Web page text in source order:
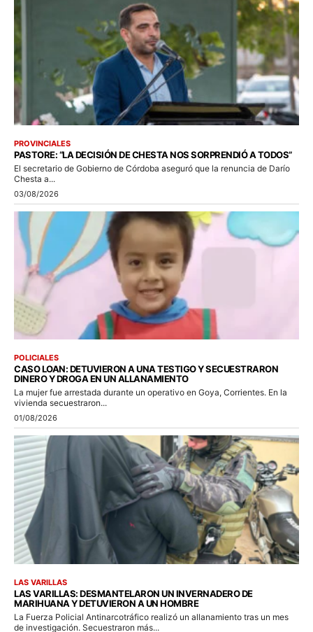
PROVINCIALES
PASTORE: “LA DECISIÓN DE CHESTA NOS SORPRENDIÓ A TODOS”
El secretario de Gobierno de Córdoba aseguró que la renuncia de Darío
Chesta a...
03/08/2026
POLICIALES
CASO LOAN: DETUVIERON A UNA TESTIGO Y SECUESTRARON
DINERO Y DROGA EN UN ALLANAMIENTO
La mujer fue arrestada durante un operativo en Goya, Corrientes. En la
vivienda secuestraron...
01/08/2026
LAS VARILLAS
LAS VARILLAS: DESMANTELARON UN INVERNADERO DE
MARIHUANA Y DETUVIERON A UN HOMBRE
La Fuerza Policial Antinarcotráfico realizó un allanamiento tras un mes
de investigación. Secuestraron más...